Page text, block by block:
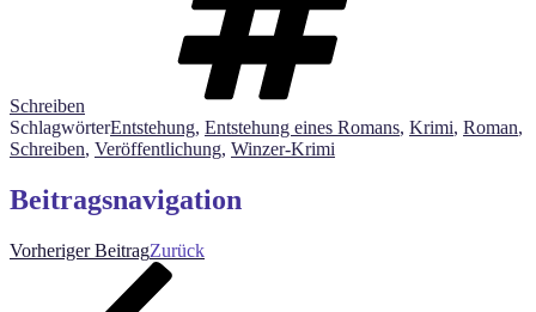
Schreiben
SchlagwörterEntstehung, Entstehung eines Romans, Krimi, Roman,
Schreiben, Veröffentlichung, Winzer-Krimi
Beitragsnavigation
Vorheriger BeitragZurück